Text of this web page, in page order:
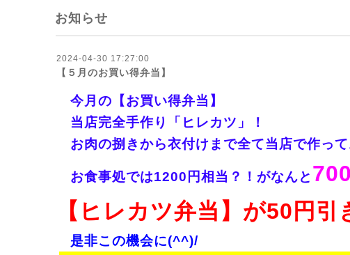
お知らせ
2024-04-30 17:27:00
【５月のお買い得弁当】
今月の【お買い得弁当】
当店完全手作り「ヒレカツ」！
お肉の捌きから衣付けまで全て当店で作っ
お食事処では1200円相当？！ がなんと
【ヒレカツ弁当】が50円引
是非この機会に(^^)/